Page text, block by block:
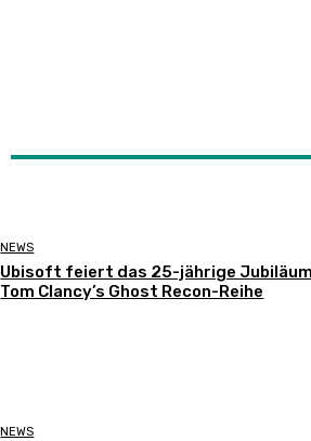
NEWS
Ubisoft feiert das 25-jährige
Tom Clancy’s Ghost Recon-Reihe
NEWS